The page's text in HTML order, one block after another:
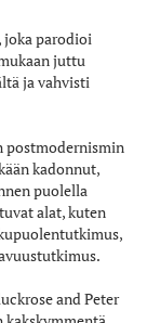
joka parodioi
juttu
ja vahvisti
postmodernismin
kadonnut,
puolella
alat, kuten
and Peter